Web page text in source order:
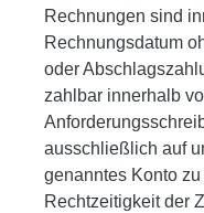
Rechnungen sind
Rechnungsdatum
oder
zahlbar innerhalb
ausschließlich auf
genanntes Konto
Rechtzeitigkeit der